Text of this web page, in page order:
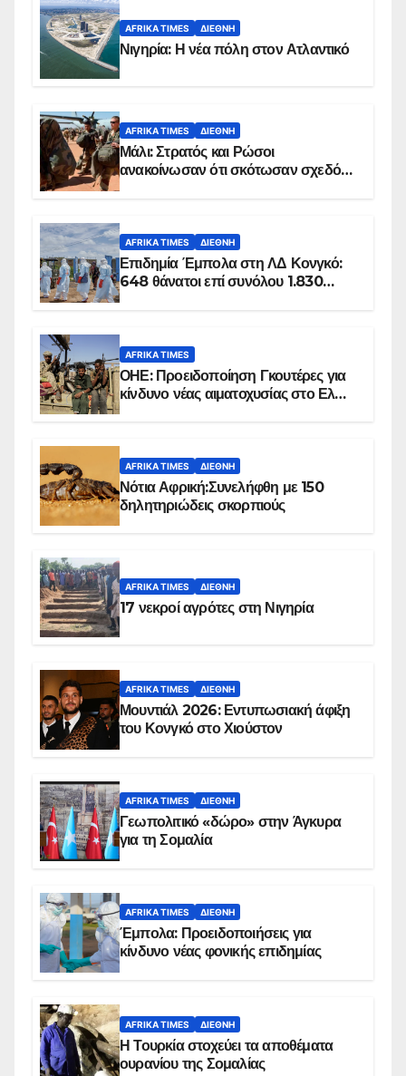
AFRIKA TIMES ΔΙΕΘΝΉ
Νιγηρία: Η νέα πόλη στον Ατλαντικό
AFRIKA TIMES ΔΙΕΘΝΉ
Μάλι: Στρατός και Ρώσοι
ανακοίνωσαν ότι σκότωσαν σχεδόν
AFRIKA TIMES ΔΙΕΘΝΉ
Επιδημία Έμπολα στη ΛΔ Κονγκό:
648 θάνατοι επί συνόλου 1.830
AFRIKA TIMES
ΟΗΕ: Προειδοποίηση Γκουτέρες για
κίνδυνο νέας αιματοχυσίας στο Ελ
AFRIKA TIMES ΔΙΕΘΝΉ
Νότια Αφρική:Συνελήφθη με 150
δηλητηριώδεις σκορπιούς
AFRIKA TIMES ΔΙΕΘΝΉ
17 νεκροί αγρότες στη Νιγηρία
AFRIKA TIMES ΔΙΕΘΝΉ
Μουντιάλ 2026: Εντυπωσιακή άφιξη
του Κονγκό στο Χιούστον
AFRIKA TIMES ΔΙΕΘΝΉ
Γεωπολιτικό «δώρο» στην Άγκυρα
για τη Σομαλία
AFRIKA TIMES ΔΙΕΘΝΉ
Έμπολα: Προειδοποιήσεις για
κίνδυνο νέας φονικής επιδημίας
AFRIKA TIMES ΔΙΕΘΝΉ
Η Τουρκία στοχεύει τα αποθέματα
ουρανίου της Σομαλίας